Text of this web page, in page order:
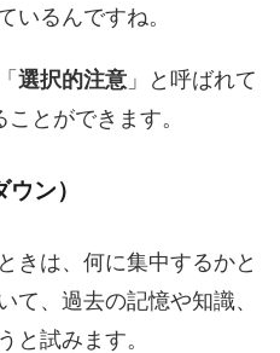
いるんですね。
選択的注意 」と呼ばれて
とができます。
ン）
きは、何に集中するかと
て、過去の記憶や知識、
と試みます。